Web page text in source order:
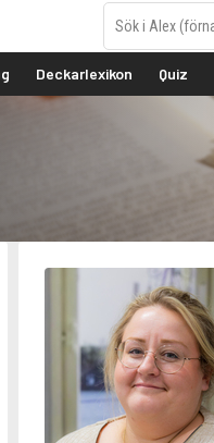
Deckarlexikon Quiz